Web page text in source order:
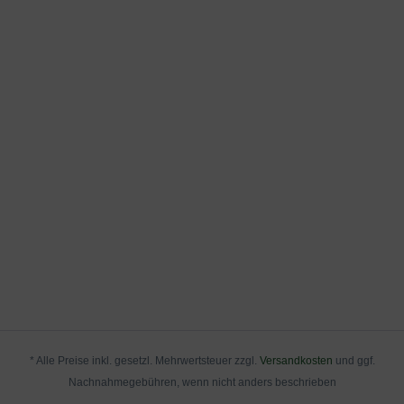
* Alle Preise inkl. gesetzl. Mehrwertsteuer zzgl. Versandkosten und ggf.
Nachnahmegebühren, wenn nicht anders beschrieben